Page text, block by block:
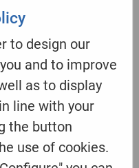
to design our
and to improve
as to display
line with your
the button
use of cookies.